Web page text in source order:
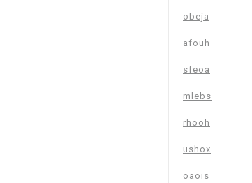
obeja
afouh
sfeoa
mlebs
rhooh
ushox
oaois